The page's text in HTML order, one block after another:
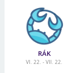
RÁK
VI. 22. - VII. 22.